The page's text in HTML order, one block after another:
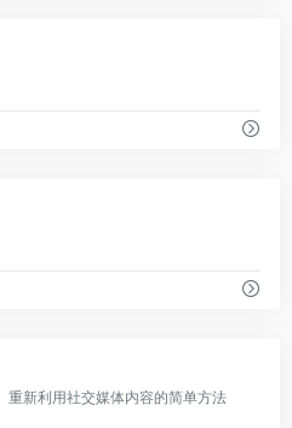
重新利用社交媒体内容的简单方法